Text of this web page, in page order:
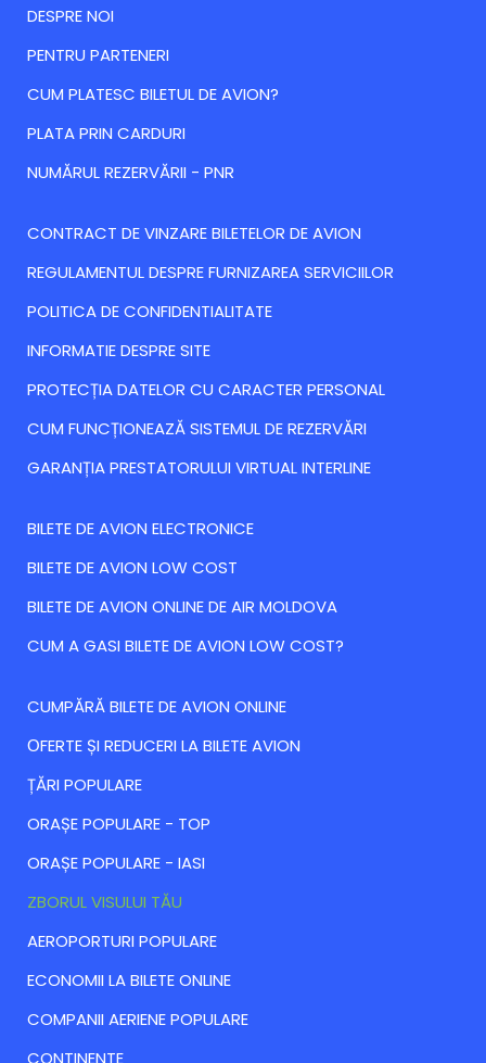
DESPRE NOI
PENTRU PARTENERI
CUM PLATESC BILETUL DE AVION?
PLATA PRIN CARDURI
NUMĂRUL REZERVĂRII - PNR
CONTRACT DE VINZARE BILETELOR DE AVION
REGULAMENTUL DESPRE FURNIZAREA SERVICIILOR
POLITICA DE CONFIDENTIALITATE
INFORMATIE DESPRE SITE
PROTECȚIA DATELOR CU CARACTER PERSONAL
CUM FUNCȚIONEAZĂ SISTEMUL DE REZERVĂRI
GARANȚIA PRESTATORULUI VIRTUAL INTERLINE
BILETE DE AVION ELECTRONICE
BILETE DE AVION LOW COST
BILETE DE AVION ONLINE DE AIR MOLDOVA
CUM A GASI BILETE DE AVION LOW COST?
CUMPĂRĂ BILETE DE AVION ONLINE
ОFERTE ȘI REDUCERI LA BILETE AVION
ȚĂRI POPULARE
ORAȘE POPULARE - TOP
ORAȘE POPULARE - IASI
ZBORUL VISULUI TĂU
AEROPORTURI POPULARE
ECONOMII LA BILETE ONLINE
COMPANII AERIENE POPULARE